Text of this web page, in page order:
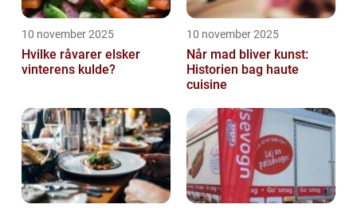
10 november 2025
Hvilke råvarer elsker
vinterens kulde?
10 november 2025
Når mad bliver kunst:
Historien bag haute
cuisine